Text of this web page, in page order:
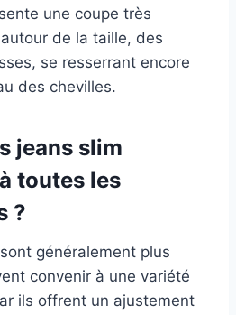
une coupe très
de la taille, des
se resserrant encore
des chevilles.
jeans slim
toutes les
?
sont généralement plus
convenir à une variété
ils offrent un ajustement